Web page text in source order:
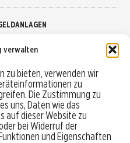
verwalten
zu bieten, verwenden wir
zu
Die Zustimmung zu
uns, Daten wie das
auf dieser Website zu
bei Widerruf der
und Eigenschaften